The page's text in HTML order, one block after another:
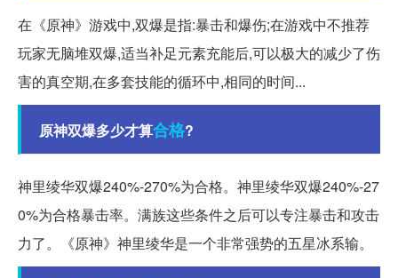
在《原神》游戏中,双爆是指:暴击和爆伤;在游戏中不推荐
玩家无脑堆双爆,适当补足元素充能后,可以极大的减少了伤
害的真空期,在多套技能的循环中,相同的时间...
原神双爆多少才算合格?
神里绫华双爆240%-270%为合格。神里绫华双爆240%-27
0%为合格暴击率。满族这些条件之后可以专注暴击和攻击
力了。《原神》神里绫华是一个非常强势的五星冰系输。